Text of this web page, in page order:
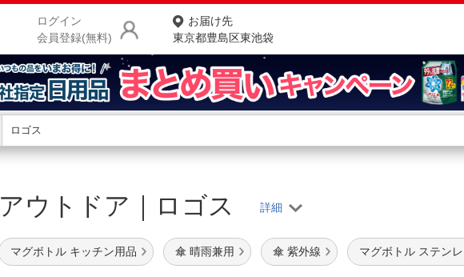
ログイン
会員登録(無料)
お届け先
東京都豊島区東池袋
カテゴリ一覧からさがす
店舗
アウトドア｜ロゴス
マグボトル キッチン用品 傘 晴雨兼用 傘 紫外線 マグボトル ステンレ